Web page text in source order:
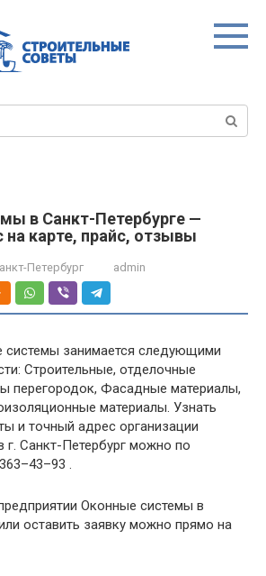
в Санкт-Петербурге —
на карте, прайс, отзывы
Петербург admin
занимается следующими
Строительные, отделочные
перегородок, Фасадные материалы,
материалы. Узнать
и точный адрес организации
Санкт-Петербург можно по
.
Оконные системы в
оставить заявку можно прямо на